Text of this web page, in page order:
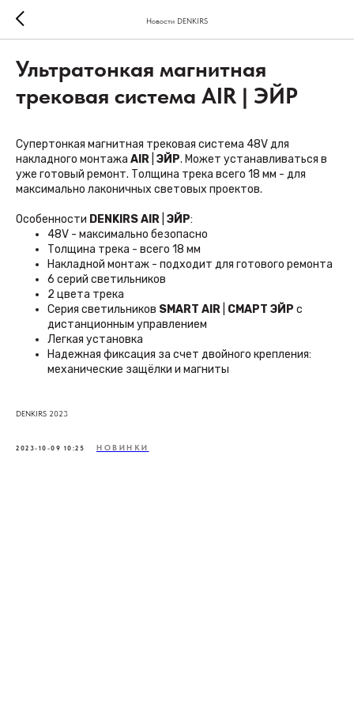
Новости DENKIRS
Ультратонкая магнитная
трековая система AIR | ЭЙР
Супертонкая магнитная трековая система 48V для
накладного монтажа AIR ЭЙР. Может устанавливаться в
уже готовый ремонт. Толщина трека всего 18 мм - для
максимально лаконичных световых проектов.
Особенности DENKIRS AIR ЭЙР:
48V - максимально безопасно
Толщина трека - всего 18 мм
Накладной монтаж - подходит для готового ремонта
6 серий светильников
2 цвета трека
Серия светильников SMART AIR СМАРТ ЭЙР с
дистанционным управлением
Легкая установка
Надежная фиксация за счет двойного крепления:
механические защёлки и магниты
DENKIRS 2023
2023-10-09 10:25 НОВИНКИ